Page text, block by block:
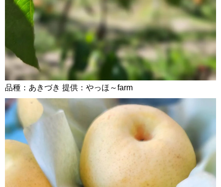
品種：あきづき 提供：やっほ～farm